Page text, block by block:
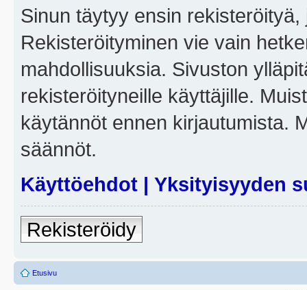
Sinun täytyy ensin
Rekisteröityminen vie vain
mahdollisuuksia. Sivuston
rekisteröityneille käyttäjille.
käytännöt ennen kirjautumista.
säännöt.
Käyttöehdot | Yksityisyyden
Rekisteröidy
Etusivu